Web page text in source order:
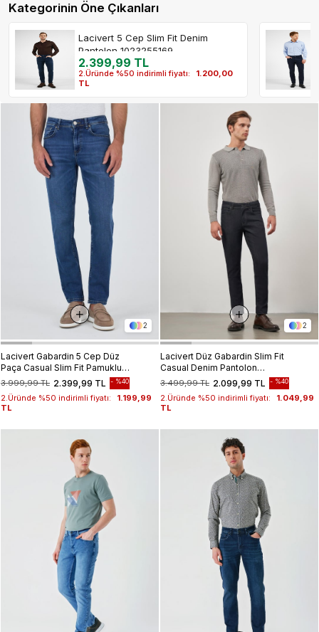
Kategorinin Öne Çıkanları
Lacivert 5 Cep Slim Fit Denim
Pantolon 1023255169
2.399,99 TL
2.Üründe %50 indirimli fiyatı:
1.200,00
TL
2
Lacivert Gabardin 5 Cep Düz
Paça Casual Slim Fit Pamuklu
Denim Pantolon 1023250156
2.399,99 TL
3.999,99 TL %40
2.Üründe %50 indirimli fiyatı:
1.199,99
TL
2
Lacivert Düz Gabardin Slim Fit
Casual Denim Pantolon
1023245152
2.099,99 TL
3.499,99 TL %40
2.Üründe %50 indirimli fiyatı:
1.049,99
TL